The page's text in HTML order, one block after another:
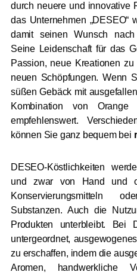
durch neuere und innovative
das Unternehmen „DESEO“
damit seinen Wunsch
Seine Leidenschaft für das
Passion, neue Kreationen
neuen Schöpfungen. Wenn
süßen Gebäck mit
Kombination von
empfehlenswert.
können Sie ganz bequem bei
DESEO-Köstlichkeiten
und zwar von Hand und
Konservierungsmitteln
Substanzen. Auch die
Produkten unterbleibt.
untergeordnet,
zu erschaffen, indem die
Aromen, handwerkliche